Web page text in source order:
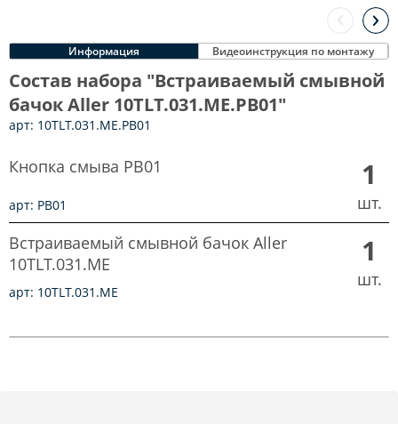
Информация Видеоинструкция по монтажу
Состав набора "Встраиваемый смывной
бачок Aller 10TLT.031.ME.PB01"
арт: 10TLT.031.ME.PB01
Кнопка смыва PB01
арт: PB01
1
шт.
Встраиваемый смывной бачок Aller
10TLT.031.ME
арт: 10TLT.031.ME
1
шт.